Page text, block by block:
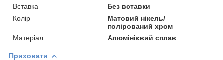
Вставка
Без вставки
Колір
Матовий нікель/
полірований хром
Матеріал
Алюмінієвий сплав
Приховати